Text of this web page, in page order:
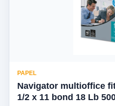
PAPEL
Navigator multioffice
1/2 x 11 bond 18 Lb